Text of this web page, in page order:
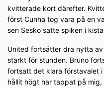
kvitterade kort därefter.
först Cunha tog vara på en
sen Sesko satte spiken i
United fortsätter dra nytta
starkt för stunden. Bruno
fortsatt det klara förstavalet
hållit högt har tappat på